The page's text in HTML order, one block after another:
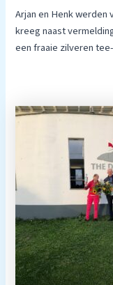
Arjan en Henk
kreeg naast
een fraaie zilveren